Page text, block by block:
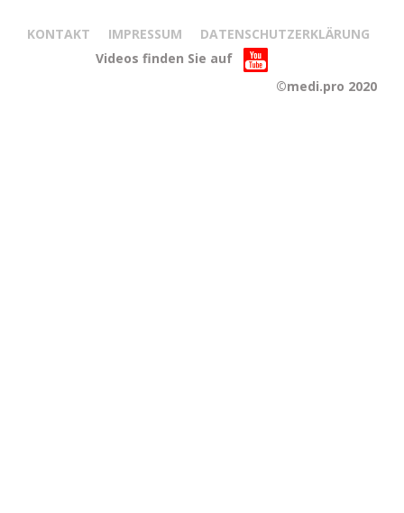
KONTAKT IMPRESSUM
DATENSCHUTZERKLÄRUNG
Videos finden Sie auf
©medi.pro 2020